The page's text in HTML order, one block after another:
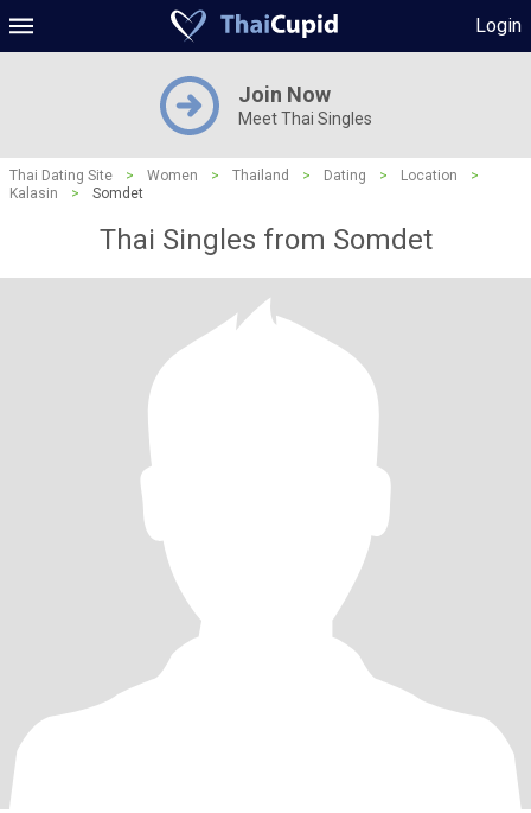
Login
Join Now
Meet Thai Singles
Thai Dating Site > Women > Thailand > Dating > Location
>
Kalasin
> Somdet
Thai Singles from Somdet